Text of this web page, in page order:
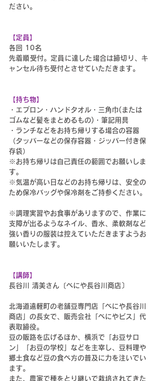
ださい。
【定員】
各回 10名
先着順受付。定員に達した場合は締切り、キ
ャンセル待ち受付とさせていただきます。
【持ち物】
・エプロン・ハンドタオル・三角巾(または
ゴムなど髪をまとめるもの)・筆記用具
・ランチなどをお持ち帰りする場合の容器
（タッパーなどの保存容器・ジッパー付き保
存袋）
※お持ち帰りは自己責任の範囲でお願いしま
す。
※気温が高い 日 などのお持ち帰りは、安全の
ため保冷バッグや保冷剤をご持参ください。
※調理実習やお食事がありますので、作業に
支障が出るようなネイル、香水、柔軟剤など
強い香りの服装は控えていただきますようお
願いいたします。
【講師】
長谷川 清美さん〔べにや長谷川商店〕
北海道遠軽町の老舗豆専門店「べにや長谷川
商店」の長女で、販売会社「べにやビス」代
表取締役。
豆の販路を広げるほか、横浜で「お豆サロ
ン」「お豆の学校」などを主宰し、豆料理や
郷土食など豆の食べ方の普及に力を注いでい
ます。
また、農家で種をとり継いで栽培されてきた